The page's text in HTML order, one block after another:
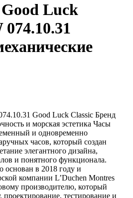
Luck
074.10.31
Good Luck Classic Бренд
и морская эстетика Часы
и одновременно
часов, который создан
элегантного дизайна,
и понятного функционала.
основан в 2018 году и
компании L’Duchen Montres
производителю, который
проектирование, тестирование и